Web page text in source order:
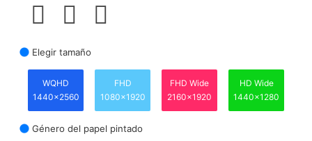
Elegir tamaño
WQHD
1440x2560
FHD
1080x1920
FHD Wide
2160x1920
HD Wide
1440x1280
Género del papel pintado